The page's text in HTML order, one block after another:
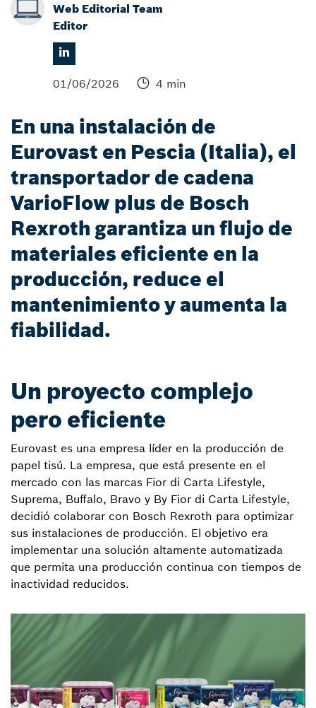
Web Editorial Team
Editor
01/06/2026 4 min
En una instalación de
Eurovast en Pescia (Italia), el
transportador de cadena
VarioFlow plus de Bosch
Rexroth garantiza un flujo de
materiales eficiente en la
producción, reduce el
mantenimiento y aumenta la
fiabilidad.
Un proyecto complejo
pero eficiente
Eurovast es una empresa líder en la producción de
papel tisú. La empresa, que está presente en el
mercado con las marcas Fior di Carta Lifestyle,
Suprema, Buffalo, Bravo y By Fior di Carta Lifestyle,
decidió colaborar con Bosch Rexroth para optimizar
sus instalaciones de producción. El objetivo era
implementar una solución altamente automatizada
que permita una producción continua con tiempos de
inactividad reducidos.